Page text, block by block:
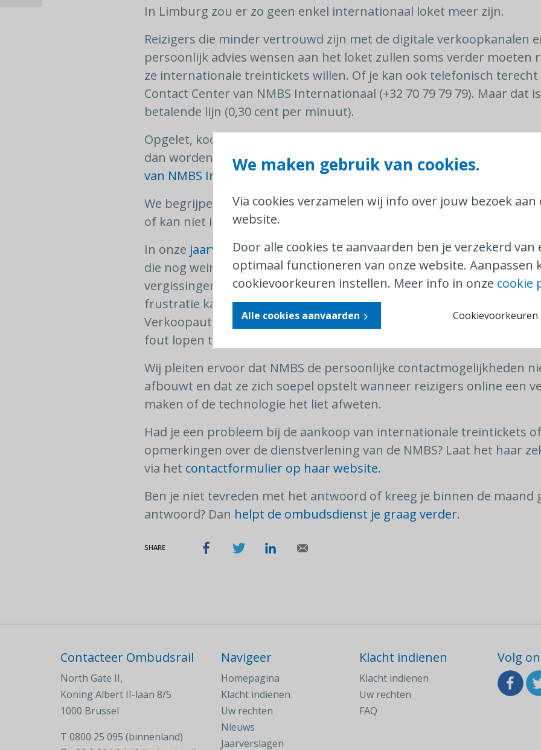
In Limburg zou er zo geen enkel internationaal loket meer zijn.
Reizigers die minder vertrouwd zijn met de digitale verkoopkanalen
persoonlijk advies wensen aan het loket zullen soms verder moeten
ze internationale treintickets willen. Of je kan ook telefonisch
Contact Center van NMBS Internationaal (+32 70 79 79 79). Maar dat
betalende lijn (0,30 cent per minuut).
Opgelet, koop je internationale tickets aan het loket of via het Contact
dan worden er dossierkosten aangerekend. Meer hierover lees je op
van NMBS Internationaal.
We begrijpen dat steeds meer reizigers hun zaken online regelen.
of kan niet iedereen.
In onze jaarverslagen(bijvoorbeeld in 2019 en 2021) schreven wij al
die nog weinig ervaring hebben met de digitale verkoopkanalen
vergissingen kunnen maken die zich maar moeilijk laten rechtzetten,
frustratie kan leiden. Daarnaast is ook de technologie niet altijd
Verkoopautomaten kunnen defect zijn, de website kan haperen of er
fout lopen tijdens het betalingsproces.
Wij pleiten ervoor dat NMBS de persoonlijke contactmogelijkheden
afbouwt en dat ze zich soepel opstelt wanneer reizigers online een
maken of de technologie het liet afweten.
Had je een probleem bij de aankoop van internationale treintickets
opmerkingen over de dienstverlening van de NMBS? Laat het haar
via het contactformulier op haar website.
Ben je niet tevreden met het antwoord of kreeg je binnen de maand
antwoord? Dan helpt de ombudsdienst je graag verder.
SHARE
Contacteer Ombudsrail
North Gate II,
Koning Albert II-laan 8/5
1000 Brussel
T 0800 25 095 (binnenland)
Navigeer
Homepagina
Klacht indienen
Uw rechten
Nieuws
Jaarverslagen
Klacht indienen
Klacht indienen
Uw rechten
FAQ
Volg
We maken gebruik van cookies.
Via cookies verzamelen wij info over jouw bezoek aan
website.
Door alle cookies te aanvaarden ben je verzekerd van
optimaal functioneren van onze website. Aanpassen
cookievoorkeuren instellen. Meer info in onze cookie
Alle cookies aanvaarden Cookievoorkeuren